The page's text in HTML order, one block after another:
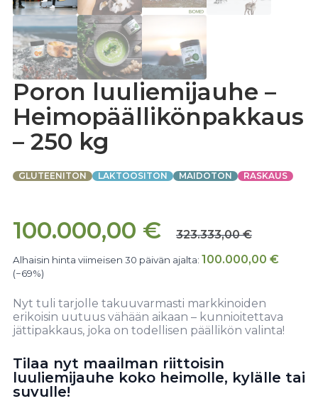
Poron luuliemijauhe –
Heimopäällikönpakkaus
– 250 kg
GLUTEENITON LAKTOOSITON MAIDOTON RASKAUS
100.000,00 € 323.333,00€
Alhaisin hinta viimeisen 30 päivän ajalta: 100.000,00 €
(−69%)
Nyt tuli tarjolle takuuvarmasti markkinoiden
erikoisin uutuus vähään aikaan – kunnioitettava
jättipakkaus, joka on todellisen päällikön valinta!
Tilaa nyt maailman riittoisin
luuliemijauhe koko heimolle, kylälle tai
suvulle!